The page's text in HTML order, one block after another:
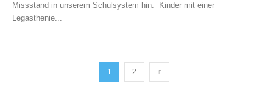
Missstand in unserem Schulsystem hin: Kinder mit einer
Legasthenie...
1 2